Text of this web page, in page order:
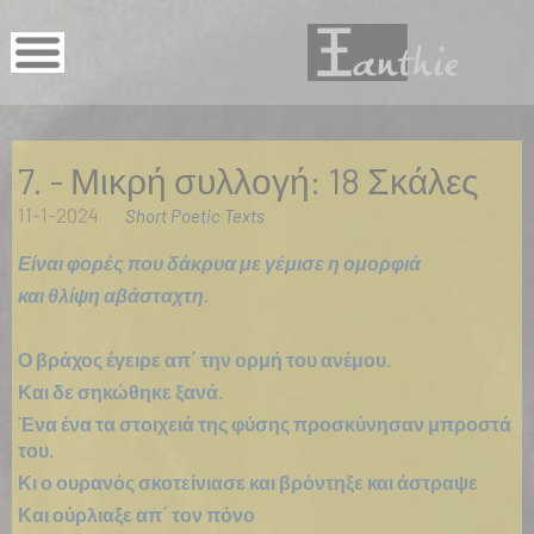
7. - Μικρή συλλογή: 18 Σκάλες
11-1-2024 Short Poetic Texts
Είναι φορές που δάκρυα με γέμισε η ομορφιά
και θλίψη αβάσταχτη.
Ο βράχος έγειρε απ΄ την ορμή του ανέμου.
Και δε σηκώθηκε ξανά.
Ένα ένα τα στοιχειά της φύσης προσκύνησαν μπροστά
του.
Κι ο ουρανός σκοτείνιασε και βρόντηξε και άστραψε
Και ούρλιαξε απ΄ τον πόνο